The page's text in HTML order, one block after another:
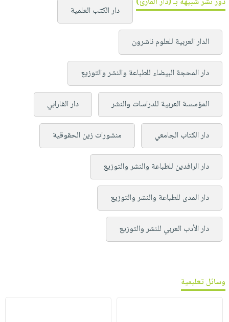
دار الكتب العلمية
الدار العربية للعلوم ناشرون
دار المحجة البيضاء للطباعة والنشر والتوزيع
المؤسسة العربية للدراسات والنشر دار الفارابي
دار الكتاب الجامعي منشورات زين الحقوقية
دار الرافدين للطباعة والنشر والتوزيع
دار المدى للطباعة والنشر والتوزيع
دار الأدب العربي للنشر والتوزيع
وسائل تعليمية